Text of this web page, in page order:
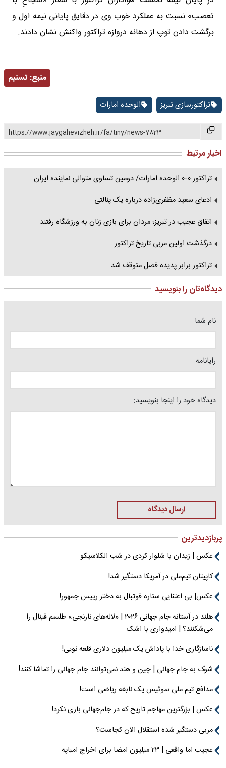
تعصب» نسبت به عملکرد خوب وی در دقایق پایانی نیمه اول و
برگشت دادن توپ از دهانه دروازه تراکتور واکنش نشان دادند.
منبع: تسنیم
تراکتورسازی تبریز الوحده امارات
https://www.jaygahevizheh.ir/fa/tiny/news-7823
اخبار مرتبط
تراکتور 0-0 الوحده امارات/ دومین تساوی متوالی نماینده ایران
ادعای سعید مظفری‌زاده درباره یک پنالتی
اتفاق عجیب در تبریز؛ مردان برای بازی زنان به ورزشگاه رفتند
درگذشت اولین مربی تاریخ تراکتور
تراکتور برابر پدیده فصل متوقف شد
دیدگاه‌تان را بنویسید
نام شما
رایانامه
دیدگاه خود را اینجا بنویسید:
ارسال دیدگاه
پربازدیدترین
عکس | زیدان با شلوار کردی در شب الکلاسیکو
کاپیتان تیم‌ملی در آمریکا دستگیر شد!
عکس| بی اعتنایی ستاره فوتبال به دختر رییس جمهور!
هلند در آستانه جام جهانی ۲۰۲۶ | «لاله‌های نارنجی» طلسم فینال را
می‌شکنند؟ | امیدواری با اشک
ناسازگاری خدا با پاداش یک میلیون دلاری قلعه نویی!
شوک به جام جهانی | چین و هند نمی‌توانند جام جهانی را تماشا کنند!
مدافع تیم ملی سوئیس یک نابغه ریاضی است!
عکس | بزرگترین مهاجم تاریخ که در جام‌جهانی بازی نکرد!
مربی دستگیر شده استقلال الان کجاست؟
عجیب اما واقعی | ۲۳ میلیون امضا برای اخراج امباپه